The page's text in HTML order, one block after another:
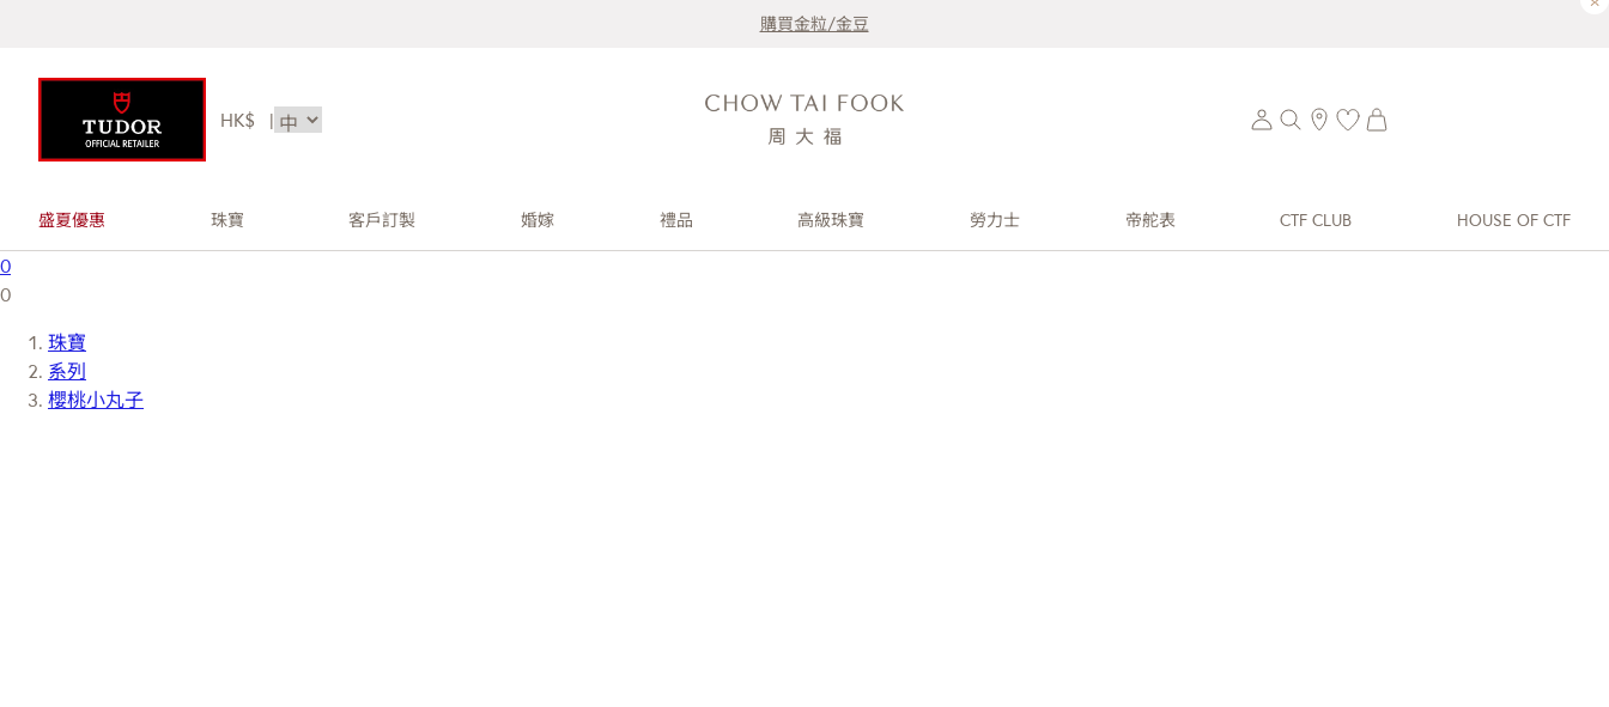
購買金粒/金豆
HK$ |
盛夏優惠 珠寶 客戶訂製 婚嫁 禮品 高級珠寶 勞力士 帝舵表 CTF CLUB HOUSE OF CTF
0
0
珠寶
系列
櫻桃小丸子